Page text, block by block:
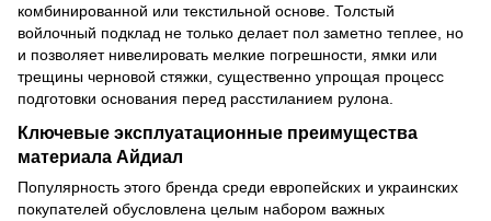
комбинированной или текстильной основе. Толстый
войлочный подклад не только делает пол заметно теплее, но
и позволяет нивелировать мелкие погрешности, ямки или
трещины черновой стяжки, существенно упрощая процесс
подготовки основания перед расстиланием рулона.
Ключевые эксплуатационные преимущества
материала Айдиал
Популярность этого бренда среди европейских и украинских
покупателей обусловлена целым набором важных